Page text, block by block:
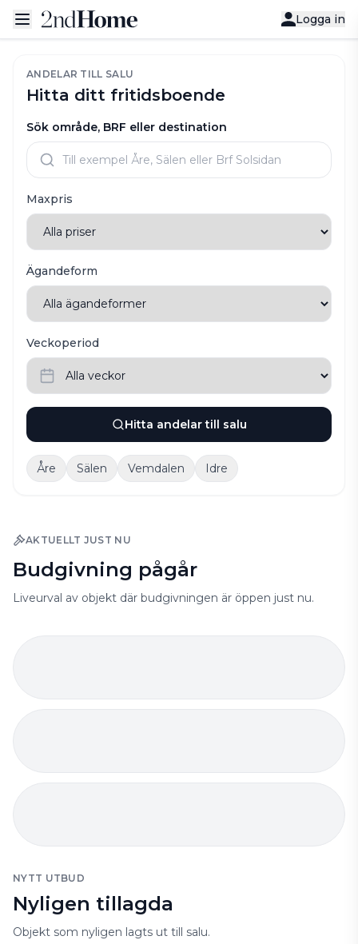
Logga in
ANDELAR TILL SALU
Hitta ditt fritidsboende
Sök område, BRF eller destination
Maxpris
Ägandeform
Veckoperiod
Hitta andelar till salu
Åre Sälen Vemdalen Idre
AKTUELLT JUST NU
Budgivning pågår
Liveurval av objekt där budgivningen är öppen just nu.
NYTT UTBUD
Nyligen tillagda
Objekt som nyligen lagts ut till salu.